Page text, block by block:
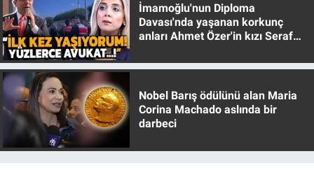
İmamoğlu'nun Diploma
Davası'nda yaşanan korkunç
anları Ahmet Özer'in kızı Seraf
Nobel Barış ödülünü alan Maria
Corina Machado aslında bir
darbeci